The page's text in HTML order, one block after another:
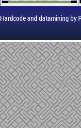
Hardcode and datamining by